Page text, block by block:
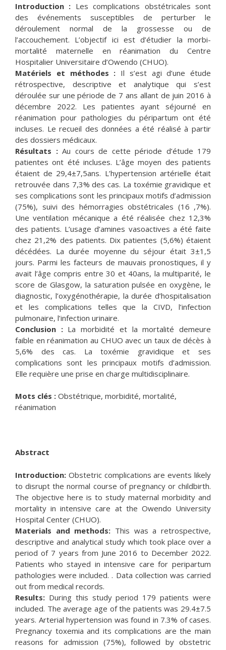
Introduction : Les complications obstétricales sont
des événements susceptibles de perturber le
déroulement normal de la grossesse ou de
l’accouchement. L’objectif ici est d’étudier la morbi-
mortalité maternelle en réanimation du Centre
Hospitalier Universitaire d’Owendo (CHUO).
Matériels et méthodes : Il s’est agi d’une étude
rétrospective, descriptive et analytique qui s’est
déroulée sur une période de 7 ans allant de juin 2016 à
décembre 2022. Les patientes ayant séjourné en
réanimation pour pathologies du péripartum ont été
incluses. Le recueil des données a été réalisé à partir
des dossiers médicaux.
Résultats :Au cours de cette période d’étude 179
patientes ont été incluses. L’âge moyen des patients
étaient de 29,4±7,5ans. L’hypertension artérielle était
retrouvée dans 7,3% des cas. La toxémie gravidique et
ses complications sont les principaux motifs d’admission
(75%), suivi des hémorragies obstétricales (16 ,7%).
Une ventilation mécanique a été réalisée chez 12,3%
des patients. L’usage d’amines vasoactives a été faite
chez 21,2% des patients. Dix patientes (5,6%) étaient
décédées. La durée moyenne du séjour était 3±1,5
jours. Parmi les facteurs de mauvais pronostiques, il y
avait l’âge compris entre 30 et 40ans, la multiparité, le
score de Glasgow, la saturation pulsée en oxygène, le
diagnostic, l’oxygénothérapie, la durée d’hospitalisation
et les complications telles que la CIVD, l’infection
pulmonaire, l’infection urinaire.
Conclusion :La morbidité et la mortalité demeure
faible en réanimation au CHUO avec un taux de décès à
5,6% des cas. La toxémie gravidique et ses
complications sont les principaux motifs d’admission.
Elle requière une prise en charge multidisciplinaire.
Mots clés : Obstétrique, morbidité, mortalité,
réanimation
Abstract
Introduction: Obstetric complications are events likely
to disrupt the normal course of pregnancy or childbirth.
The objective here is to study maternal morbidity and
mortality in intensive care at the Owendo University
Hospital Center (CHUO).
Materials and methods: This was a retrospective,
descriptive and analytical study which took place over a
period of 7 years from June 2016 to December 2022.
Patients who stayed in intensive care for peripartum
pathologies were included. . Data collection was carried
out from medical records.
Results: During this study period 179 patients were
included. The average age of the patients was 29.4±7.5
years. Arterial hypertension was found in 7.3% of cases.
Pregnancy toxemia and its complications are the main
reasons for admission (75%), followed by obstetric